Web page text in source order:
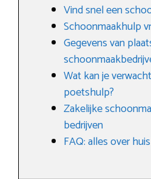
Vind snel een
Schoonmaakhulp
Gegevens van
Wat kan je
poetshulp?
Zakelijke
bedrijven
FAQ: alles over